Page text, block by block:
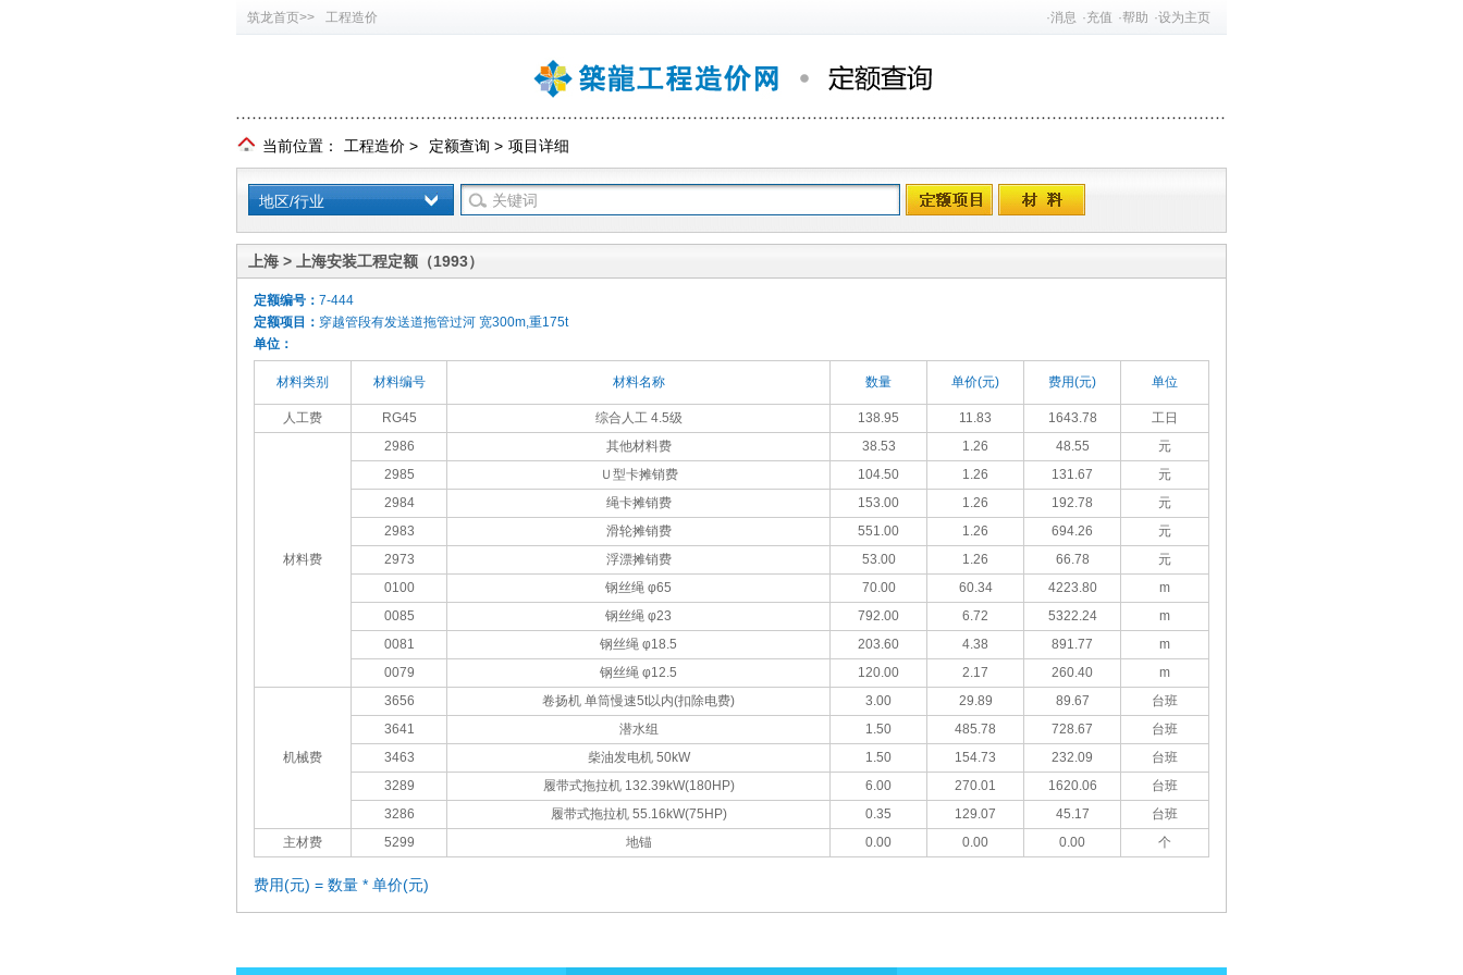
筑龙首页>> 工程造价 ·消息 ·充值 ·帮助 ·设为主页
当前位置： 工程造价 > 定额查询 > 项目详细
地区/行业
上海 > 上海安装工程定额（1993）
定额编号： 7-444
定额项目： 穿越管段有发送道拖管过河 宽300m,重175t
单位：
材料类别 材料编号 材料名称 数量 单价(元) 费用(元) 单位
人工费 RG45 综合人工 4.5级 138.95 11.83 1643.78 工日
材料费
2986 其他材料费 38.53 1.26 48.55
元
2985
Ｕ型卡摊销费 104.50 1.26 131.67
元
2984
绳卡摊销费 153.00 1.26 192.78
元
2983
滑轮摊销费 551.00 1.26 694.26
元
2973
浮漂摊销费 53.00 1.26 66.78
元
0100
钢丝绳 φ65 70.00 60.34 4223.80
m
0085
钢丝绳 φ23 792.00 6.72 5322.24
m
0081
钢丝绳 φ18.5 203.60 4.38 891.77
m
0079
钢丝绳 φ12.5 120.00 2.17 260.40 m
机械费
3656 卷扬机 单筒慢速5t以内(扣除电费) 3.00 29.89 89.67
台班
3641
潜水组 1.50 485.78 728.67
台班
3463
柴油发电机 50kW 1.50 154.73 232.09
台班
3289
履带式拖拉机 132.39kW(180HP) 6.00 270.01 1620.06
台班
3286
履带式拖拉机 55.16kW(75HP) 0.35 129.07 45.17
台班
主材费
5299 地锚 0.00 0.00 0.00 个
费用(元) = 数量 * 单价(元)